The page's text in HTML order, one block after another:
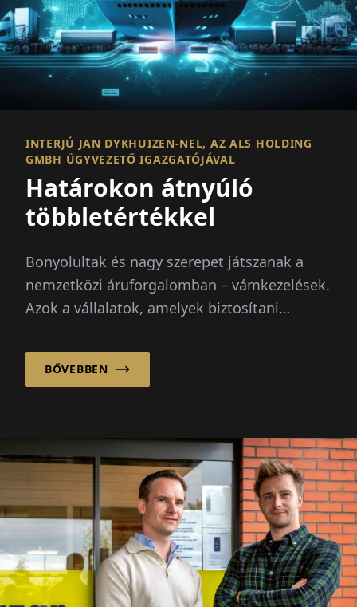
INTERJÚ JAN DYKHUIZEN-NEL, AZ ALS HOLDING
GMBH ÜGYVEZETŐ IGAZGATÓJÁVAL
Határokon átnyúló
többletértékkel
Bonyolultak és nagy szerepet játszanak a
nemzetközi áruforgalomban – vámkezelések.
Azok a vállalatok, amelyek biztosítani
BŐVEBBEN